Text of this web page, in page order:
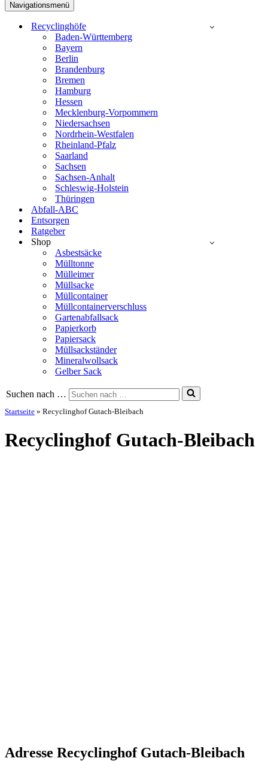
Navigationsmenü
Recyclinghöfe
Baden-Württemberg
Bayern
Berlin
Brandenburg
Bremen
Hamburg
Hessen
Mecklenburg-Vorpommern
Niedersachsen
Nordrhein-Westfalen
Rheinland-Pfalz
Saarland
Sachsen
Sachsen-Anhalt
Schleswig-Holstein
Thüringen
Abfall-ABC
Entsorgen
Ratgeber
Shop
Asbestsäcke
Mülltonne
Mülleimer
Müllsacke
Müllcontainer
Müllcontainerverschluss
Gartenabfallsack
Papierkorb
Papiersack
Müllsackständer
Mineralwollsack
Gelber Sack
Suchen nach …
Startseite » Recyclinghof Gutach-Bleibach
Recyclinghof Gutach-Bleibach
Adresse Recyclinghof Gutach-Bleibach